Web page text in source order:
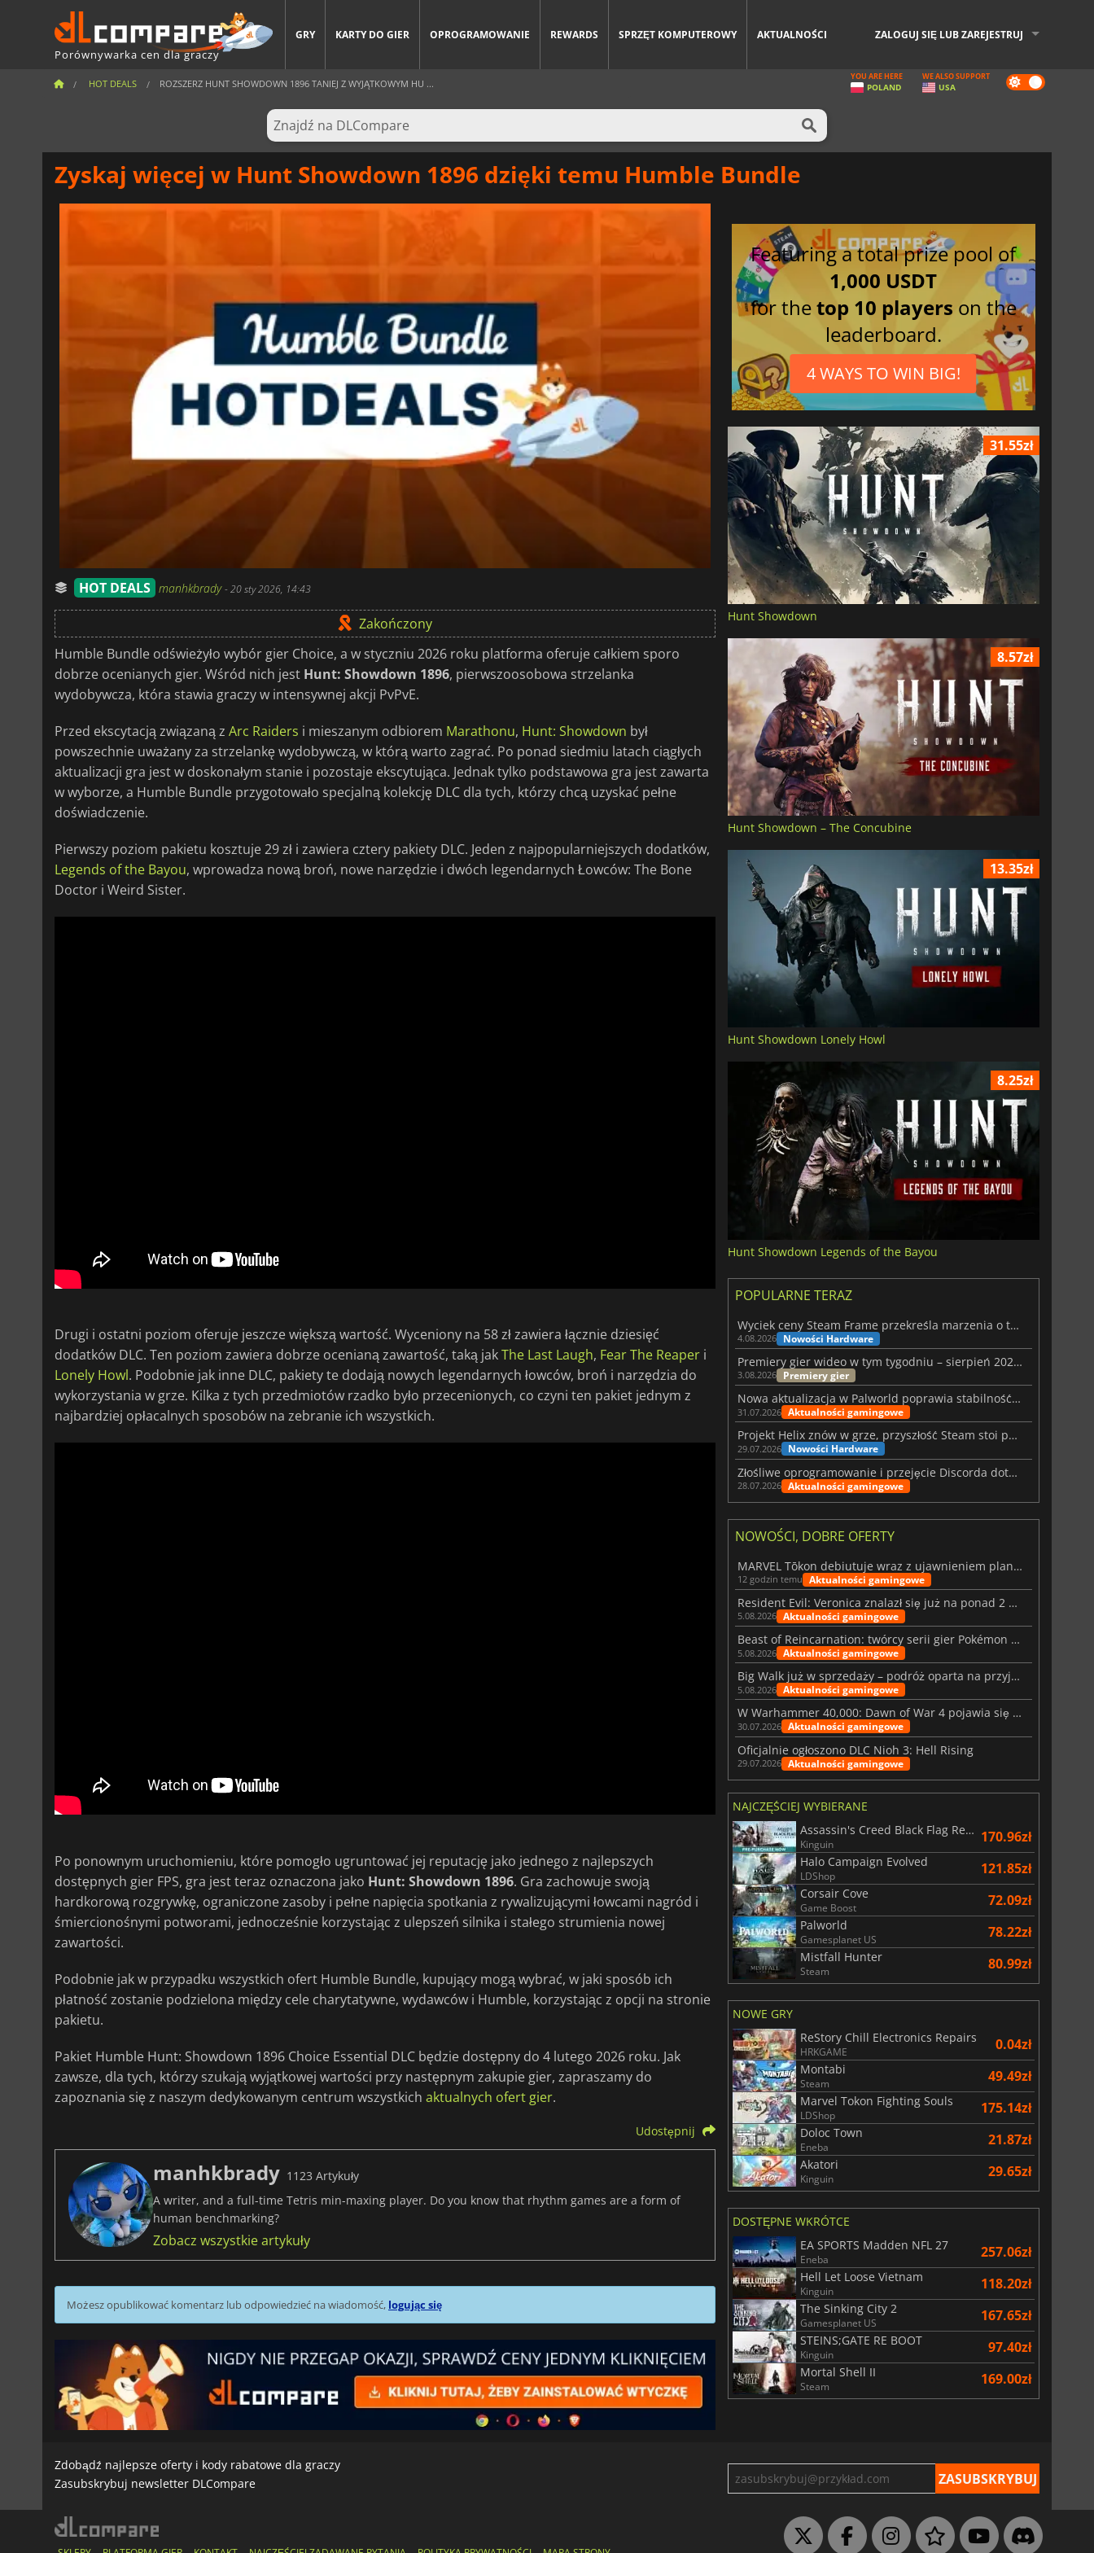
Porównywarka cen dla graczy
GRY KARTY DO GIER OPROGRAMOWANIE REWARDS SPRZĘT KOMPUTEROWY AKTUALNOŚCI ZALOGUJ SIĘ LUB ZAREJESTRUJ
HOT DEALS ROZSZERZ HUNT SHOWDOWN 1896 TANIEJ Z WYJĄTKOWYM HU ... Dark
mode
YOU ARE HERE
POLAND
WE ALSO SUPPORT
USA
Zyskaj więcej w Hunt Showdown 1896 dzięki temu Humble Bundle
HOT DEALS manhkbrady-20 sty 2026, 14:43
Zakończony
Humble Bundle odświeżyło wybór gier Choice, a w styczniu 2026 roku platforma oferuje całkiem sporo
dobrze ocenianych gier. Wśród nich jest Hunt: Showdown 1896, pierwszoosobowa strzelanka
wydobywcza, która stawia graczy w intensywnej akcji PvPvE.
Przed ekscytacją związaną z Arc Raiders i mieszanym odbiorem Marathonu, Hunt: Showdown był
powszechnie uważany za strzelankę wydobywczą, w którą warto zagrać. Po ponad siedmiu latach ciągłych
aktualizacji gra jest w doskonałym stanie i pozostaje ekscytująca. Jednak tylko podstawowa gra jest zawarta
w wyborze, a Humble Bundle przygotowało specjalną kolekcję DLC dla tych, którzy chcą uzyskać pełne
doświadczenie.
Pierwszy poziom pakietu kosztuje 29 zł i zawiera cztery pakiety DLC. Jeden z najpopularniejszych dodatków,
Legends of the Bayou, wprowadza nową broń, nowe narzędzie i dwóch legendarnych Łowców: The Bone
Doctor i Weird Sister.
Drugi i ostatni poziom oferuje jeszcze większą wartość. Wyceniony na 58 zł zawiera łącznie dziesięć
dodatków DLC. Ten poziom zawiera dobrze ocenianą zawartość, taką jakThe Last Laugh, Fear The Reaper i
Lonely Howl. Podobnie jak inne DLC, pakiety te dodają nowych legendarnych łowców, broń i narzędzia do
wykorzystania w grze. Kilka z tych przedmiotów rzadko było przecenionych, co czyni ten pakiet jednym z
najbardziej opłacalnych sposobów na zebranie ich wszystkich.
Po ponownym uruchomieniu, które pomogło ugruntować jej reputację jako jednego z najlepszych
dostępnych gier FPS, gra jest teraz oznaczona jako Hunt: Showdown 1896. Gra zachowuje swoją
hardkorową rozgrywkę, ograniczone zasoby i pełne napięcia spotkania z rywalizującymi łowcami nagród i
śmiercionośnymi potworami, jednocześnie korzystając z ulepszeń silnika i stałego strumienia nowej
zawartości.
Podobnie jak w przypadku wszystkich ofert Humble Bundle, kupujący mogą wybrać, w jaki sposób ich
płatność zostanie podzielona między cele charytatywne, wydawców i Humble, korzystając z opcji na stronie
pakietu.
Pakiet Humble Hunt: Showdown 1896 Choice Essential DLC będzie dostępny do 4 lutego 2026 roku. Jak
zawsze, dla tych, którzy szukają wyjątkowej wartości przy następnym zakupie gier, zapraszamy do
zapoznania się z naszym dedykowanym centrum wszystkich aktualnych ofert gier.
Udostępnij
manhkbrady 1123 Artykuły
A writer, and a full-time Tetris min-maxing player. Do you know that rhythm games are a form of
human benchmarking?
Zobacz wszystkie artykuły
Możesz opublikować komentarz lub odpowiedzieć na wiadomość, logując się
Featuring a total prize pool of
1,000 USDT
for thetop 10 players on the
leaderboard.
4 WAYS TO WIN BIG!
31.55zł
Hunt Showdown
8.57zł
Hunt Showdown – The Concubine
13.35zł
Hunt Showdown Lonely Howl
8.25zł
Hunt Showdown Legends of the Bayou
POPULARNE TERAZ
Wyciek ceny Steam Frame przekreśla marzenia o tanim zestawie VR
4.08.2026 Nowości Hardware
Premiery gier wideo w tym tygodniu – sierpień 2026 r. (32. tydzień)
3.08.2026 Premiery gier
Nowa aktualizacja w Palworld poprawia stabilność Sunreach i walk z bossami
31.07.2026 Aktualności gamingowe
Projekt Helix znów w grze, przyszłość Steam stoi pod znakiem zapytania
29.07.2026 Nowości Hardware
Złośliwe oprogramowanie i przejęcie Discorda dotknęły Meccha Chameleon
28.07.2026 Aktualności gamingowe
NOWOŚCI, DOBRE OFERTY
MARVEL Tōkon debiutuje wraz z ujawnieniem planu rozwoju na pierwszy rok
12 godzin temu Aktualności gamingowe
Resident Evil: Veronica znalazł się już na ponad 2 milionach list życzeń
5.08.2026 Aktualności gamingowe
Beast of Reincarnation: twórcy serii gier Pokémon wkraczają na nową ścieżkę
5.08.2026 Aktualności gamingowe
Big Walk już w sprzedaży – podróż oparta na przyjaźni
5.08.2026 Aktualności gamingowe
W Warhammer 40,000: Dawn of War 4 pojawia się frakcja Nekronów
30.07.2026 Aktualności gamingowe
Oficjalnie ogłoszono DLC Nioh 3: Hell Rising
29.07.2026 Aktualności gamingowe
NAJCZĘŚCIEJ WYBIERANE
Assassin's Creed Black Flag Resynced
Kinguin 170.96zł
Halo Campaign Evolved
LDShop 121.85zł
Corsair Cove
Game Boost 72.09zł
Palworld
Gamesplanet US 78.22zł
Mistfall Hunter
Steam 80.99zł
NOWE GRY
ReStory Chill Electronics Repairs
HRKGAME 0.04zł
Montabi
Steam 49.49zł
Marvel Tokon Fighting Souls
LDShop 175.14zł
Doloc Town
Eneba 21.87zł
Akatori
Kinguin 29.65zł
DOSTĘPNE WKRÓTCE
EA SPORTS Madden NFL 27
Eneba 257.06zł
Hell Let Loose Vietnam
Kinguin 118.20zł
The Sinking City 2
Gamesplanet US 167.65zł
STEINS;GATE RE BOOT
Kinguin 97.40zł
Mortal Shell II
Steam 169.00zł
Zdobądź najlepsze oferty i kody rabatowe dla graczy
Zasubskrybuj newsletter DLCompare